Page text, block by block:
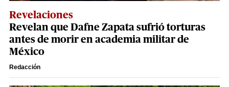
Revelaciones
Revelan que Dafne Zapata sufrió torturas
antes de morir en academia militar de
México
Redacción